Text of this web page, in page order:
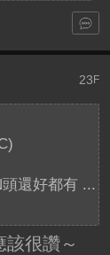
23F
還好都有 ...
很讚～